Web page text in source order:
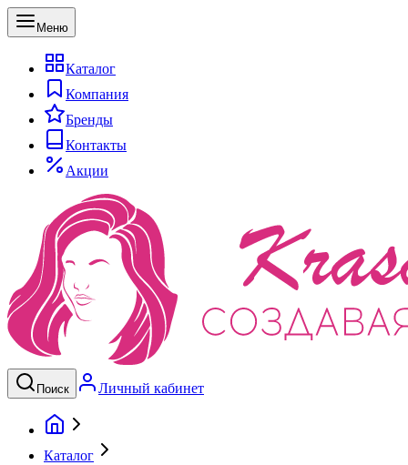
Меню
Каталог
Компания
Бренды
Контакты
Акции
Поиск Личный кабинет
Каталог